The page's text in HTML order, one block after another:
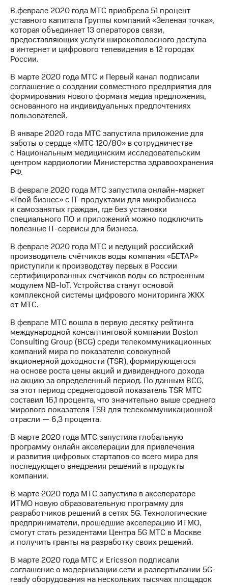
приобретения
Порядок
выкупа
акций
Дивиденды
облигаций
Описание
Еврооблигации-2023
Уведомление
о
погашении
именных
облигаций
Другое
Реквизиты
Контакты
развитие
деловая этика
На главную
В феврале 2020 года МТС приобрела 51 процент
уставного капитала Группы компаний «Зеленая точка»,
которая объединяет 13 операторов связи,
предоставляющих услуги широкополосного доступа
в интернет и цифрового телевидения в 12 городах
России.
В марте 2020 года МТС и Первый канал подписали
соглашение о создании совместного предприятия для
формирования нового формата медиа предложения,
основанного на индивидуальных предпочтениях
пользователей.
В январе 2020 года МТС запустила приложение для
заботы о сердце «МТС 120/80» в сотрудничестве
с Национальным медицинским исследовательским
центром кардиологии Министерства здравоохранения
РФ.
В феврале 2020 года МТС запустила онлайн-маркет
«Твой бизнес» с IT-продуктами для микробизнеса
и самозанятых граждан, где без установки
специального ПО и приложений можно подключить
полезные IT-сервисы для бизнеса.
В феврале 2020 года МТС и ведущий российский
производитель счётчиков воды компания «БЕТАР»
приступили к производству первых в России
сертифицированных счетчиков воды со встроенным
модулем NB-IoT. Устройства станут основой
комплексной системы цифрового мониторинга ЖКХ
от МТС.
В феврале МТС вошла в первую десятку рейтинга
международной консалтинговой компании Boston
Consulting Group (BCG) среди телекоммуникационных
компаний мира по показателю совокупной
акционерной доходности (TSR), формирующегося
на основе роста цены акций и дивидендного дохода
на акцию за определенный период. По данным BCG,
за этот период среднегодовой показатель TSR МТС
составил 16,1 процента, что значительно выше среднего
мирового показателя TSR для телекоммуникационной
отрасли — 6,3 процента.
В марте 2020 года МТС запустила глобальную
программу онлайн акселерации для привлечения
и развития цифровых стартапов со всего мира для
последующего внедрения решений в продукты
компании.
В марте 2020 года МТС запустила в акселераторе
ИТМО новую образовательную программу для
разработчиков решений в сетях 5G. Технологические
предприниматели, прошедшие акселерацию ИТМО,
смогут стать резидентами Центра 5G МТС в Москве
и получить гранты на разработку своих решений.
В марте 2020 года МТС и Ericsson подписали
соглашение о модернизации сети и развертывании 5G-
ready оборудования на нескольких тысячах площадок